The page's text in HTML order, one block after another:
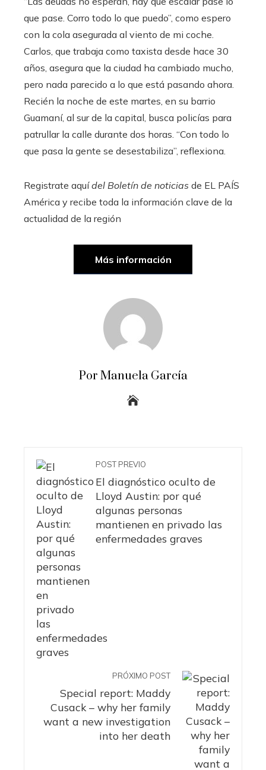
que pase. Corro todo lo que puedo”, como espero
con la cola asegurada al viento de mi coche.
Carlos, que trabaja como taxista desde hace 30
años, asegura que la ciudad ha cambiado mucho,
pero nada parecido a lo que está pasando ahora.
Recién la noche de este martes, en su barrio
Guamaní, al sur de la capital, busca policías para
patrullar la calle durante dos horas. “Con todo lo
que pasa la gente se desestabiliza”, reflexiona.
Registrate aquídel Boletín de noticias de EL PAÍS
América y recibe toda la información clave de la
actualidad de la región
Más información
Por Manuela García
POST PREVIO
El diagnóstico oculto de
Lloyd Austin: por qué
algunas personas
mantienen en privado las
enfermedades graves
PRÓXIMO POST
Special report: Maddy
Cusack – why her family
want a new investigation
into her death